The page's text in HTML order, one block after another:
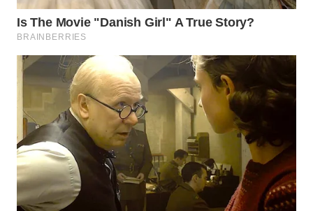
BORNEO
Wahana
Media
Group
NEWS
WAHANA
TANI
WAHANA